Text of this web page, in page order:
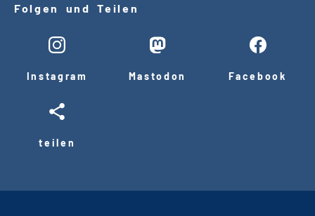
Folgen und Teilen
Instagram Mastodon Facebook
teilen